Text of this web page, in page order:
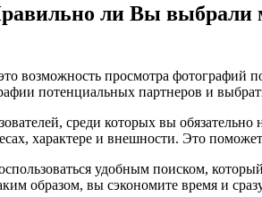
ли Вы выбрали
возможность просмотра фотографий
потенциальных партнеров и
среди которых вы
характере и внешности. Это
удобным поиском,
образом, вы сэкономите время и